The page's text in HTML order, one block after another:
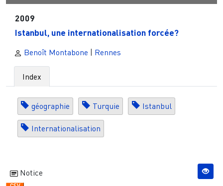
2009
Istanbul, une internationalisation forcée?
Benoît Montabone Rennes
Index
géographie Turquie Istanbul
Internationalisation
Notice